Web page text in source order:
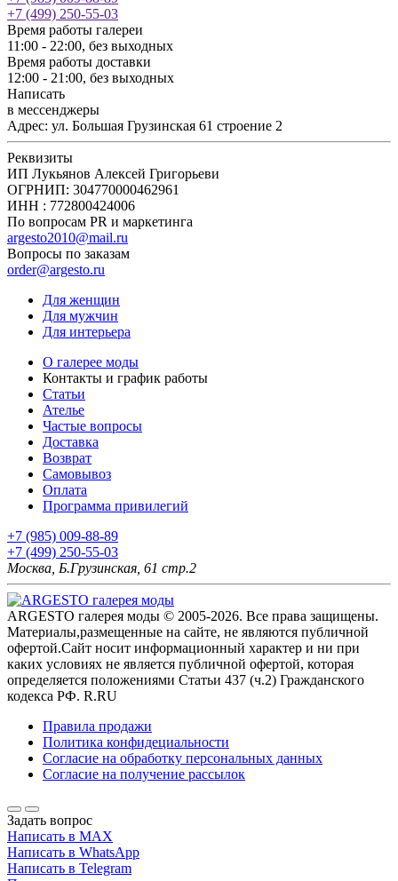
+7 (499) 250-55-03
Время работы галереи
11:00 - 22:00, без выходных
Время работы доставки
12:00 - 21:00, без выходных
Написать
в мессенджеры
Адрес: ул. Большая Грузинская 61 строение 2
Реквизиты
ИП Лукьянов Алексей Григорьеви
ОГРНИП: 304770000462961
ИНН : 772800424006
По вопросам PR и маркетинга
argesto2010@mail.ru
Вопросы по заказам
order@argesto.ru
Для женщин
Для мужчин
Для интерьера
О галерее моды
Контакты и график работы
Статьи
Ателье
Частые вопросы
Доставка
Возврат
Самовывоз
Оплата
Программа привилегий
+7 (985) 009-88-89
+7 (499) 250-55-03
Москва, Б.Грузинская, 61 стр.2
ARGESTO галерея моды © 2005-2026. Все права защищены.
Материалы,размещенные на сайте, не являются публичной
офертой.Сайт носит информационный характер и ни при
каких условиях не является публичной офертой, которая
определяется положениями Статьи 437 (ч.2) Гражданского
кодекса РФ. R.RU
Правила продажи
Политика конфидециальности
Согласие на обработку персональных данных
Согласие на получение рассылок
Задать вопрос
Написать в MAX
Написать в WhatsApp
Написать в Telegram